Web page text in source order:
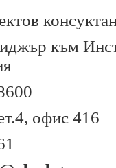
към
офис 416